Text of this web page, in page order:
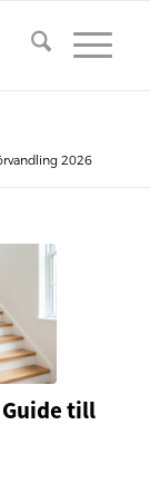
2026
till